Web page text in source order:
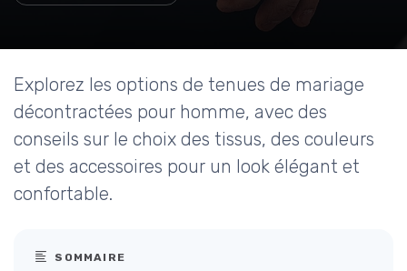
Explorez les options de tenues de mariage
décontractées pour homme, avec des
conseils sur le choix des tissus, des couleurs
et des accessoires pour un look élégant et
confortable.
SOMMAIRE